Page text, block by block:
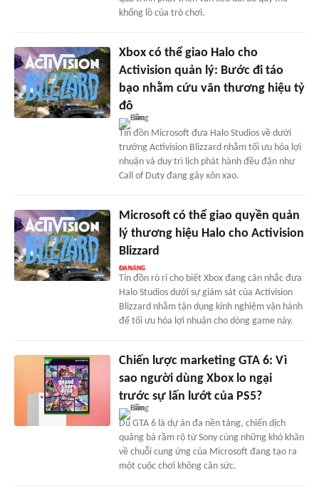
khổng lồ của trò chơi.
Xbox có thể giao Halo cho
Activision quản lý: Bước đi táo
bạo nhằm cứu vãn thương hiệu tỷ
đô
Tin đồn Microsoft đưa Halo Studios về dưới
trướng Activision Blizzard nhằm tối ưu hóa lợi
nhuận và duy trì lịch phát hành đều đặn như
Call of Duty đang gây xôn xao.
Microsoft có thể giao quyền quản
lý thương hiệu Halo cho Activision
Blizzard
Tin đồn rò rỉ cho biết Xbox đang cân nhắc đưa
Halo Studios dưới sự giám sát của Activision
Blizzard nhằm tận dụng kinh nghiệm vận hành
để tối ưu hóa lợi nhuận cho dòng game này.
Chiến lược marketing GTA 6: Vì
sao người dùng Xbox lo ngại
trước sự lấn lướt của PS5?
Dù GTA 6 là dự án đa nền tảng, chiến dịch
quảng bá rầm rộ từ Sony cùng những khó khăn
về chuỗi cung ứng của Microsoft đang tạo ra
một cuộc chơi không cân sức.